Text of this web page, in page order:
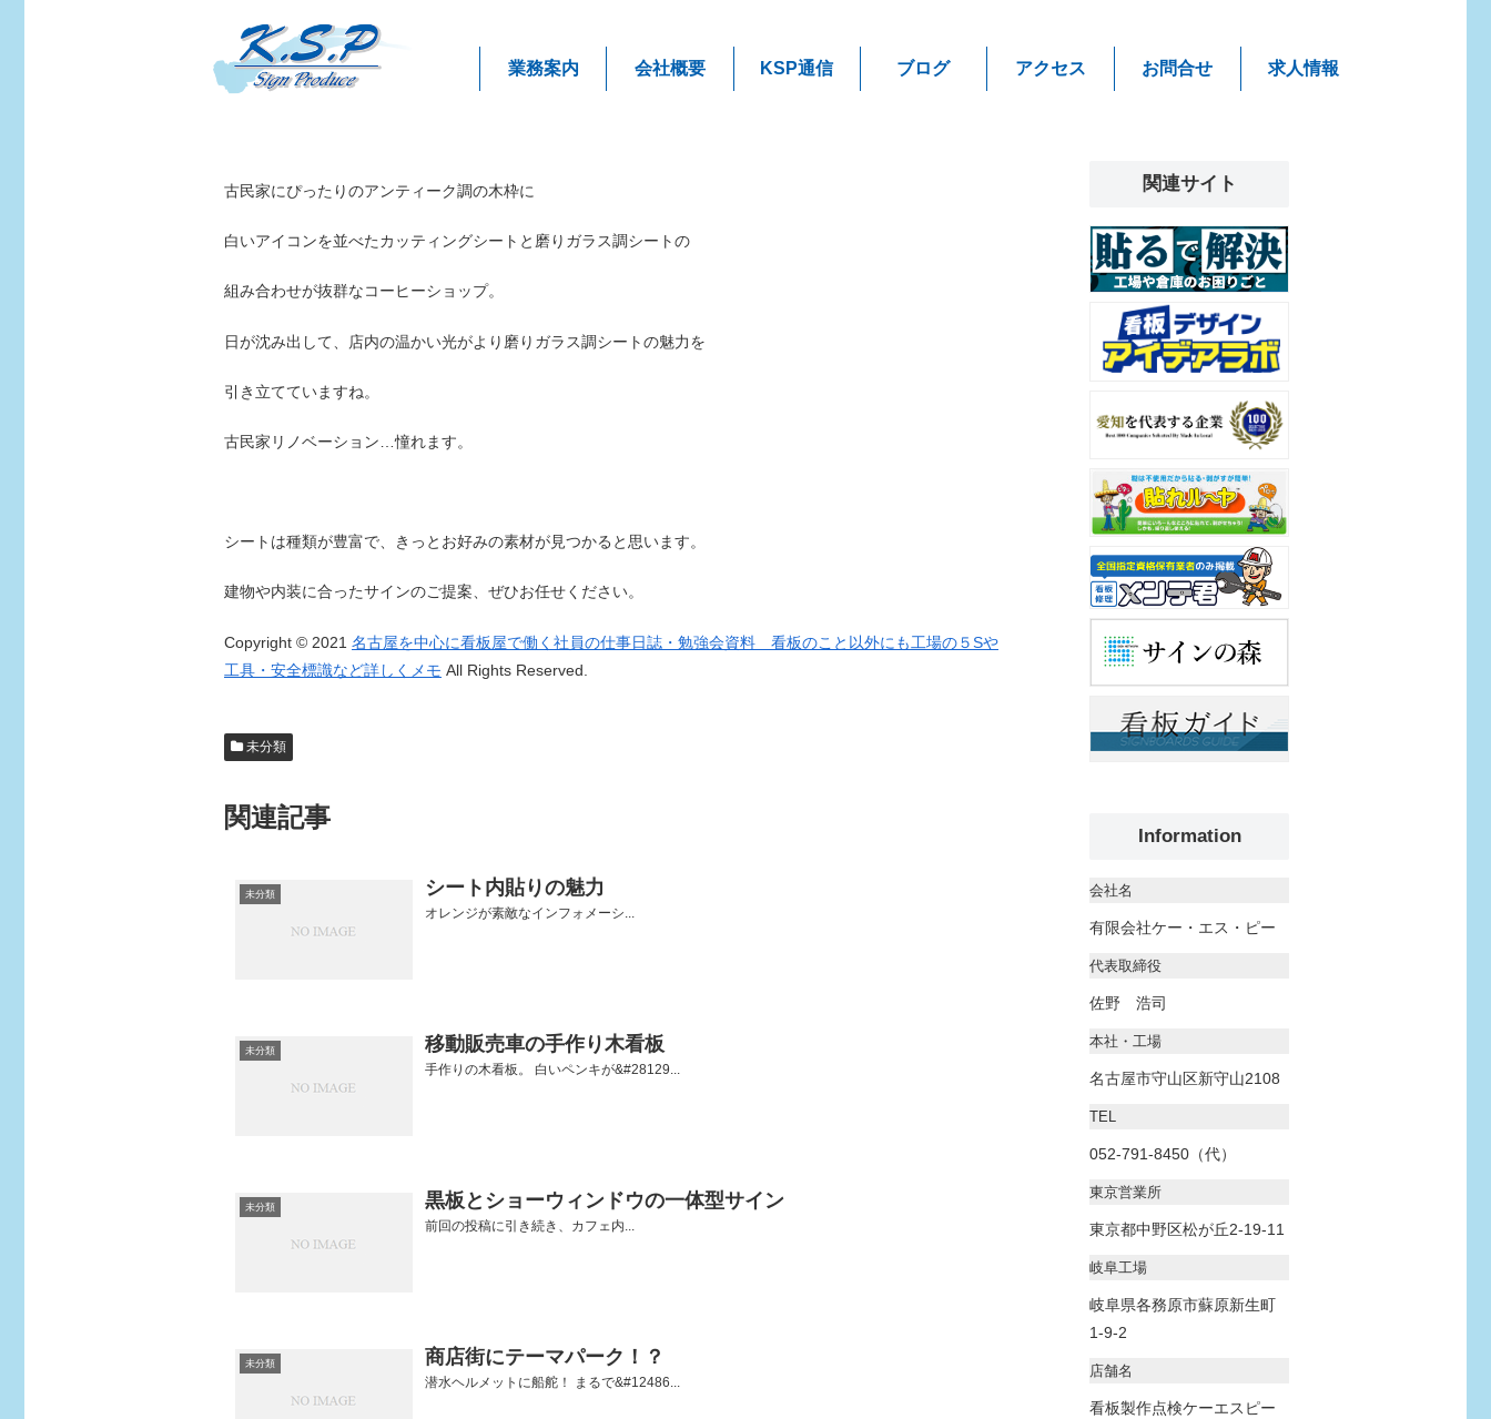
業務案内 会社概要 KSP通信 ブログ アクセス お問合せ 求人情報
古民家にぴったりのアンティーク調の木枠に
白いアイコンを並べたカッティングシートと磨りガラス調シートの
組み合わせが抜群なコーヒーショップ。
日が沈み出して、店内の温かい光がより磨りガラス調シートの魅力を
引き立てていますね。
古民家リノベーション…憧れます。
シートは種類が豊富で、きっとお好みの素材が見つかると思います。
建物や内装に合ったサインのご提案、ぜひお任せください。
Copyright © 2021 名古屋を中心に看板屋で働く社員の仕事日誌・勉強会資料 看板のこと以外にも工場の５Sや
工具・安全標識など詳しくメモ All Rights Reserved.
未分類
関連記事
未分類 シート内貼りの魅力
オレンジが素敵なインフォメーシ...
未分類 移動販売車の手作り木看板
手作りの木看板。 白いペンキが&#28129...
未分類 黒板とショーウィンドウの一体型サイン
前回の投稿に引き続き、カフェ内...
未分類 商店街にテーマパーク！？
潜水ヘルメットに船舵！ まるで&#12486...
関連サイト
Information
会社名
有限会社ケー・エス・ピー
代表取締役
佐野 浩司
本社・工場
名古屋市守山区新守山2108
TEL
052-791-8450（代）
東京営業所
東京都中野区松が丘2-19-11
岐阜工場
岐阜県各務原市蘇原新生町
1-9-2
店舗名
看板製作点検ケーエスピー